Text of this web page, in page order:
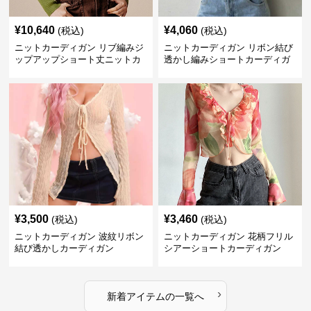
¥10,640 (税込)
ニットカーディガン リブ編みジ
ップアップショート丈ニットカ
¥4,060 (税込)
ニットカーディガン リボン結び
透かし編みショートカーディガ
¥3,500 (税込)
ニットカーディガン 波紋リボン
結び透かしカーディガン
¥3,460 (税込)
ニットカーディガン 花柄フリル
シアーショートカーディガン
新着アイテムの一覧へ ›